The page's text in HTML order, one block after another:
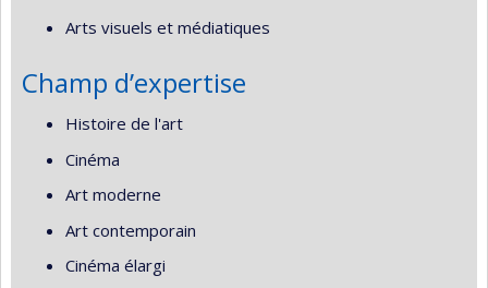
Arts visuels et médiatiques
Champ d’expertise
Histoire de l'art
Cinéma
Art moderne
Art contemporain
Cinéma élargi